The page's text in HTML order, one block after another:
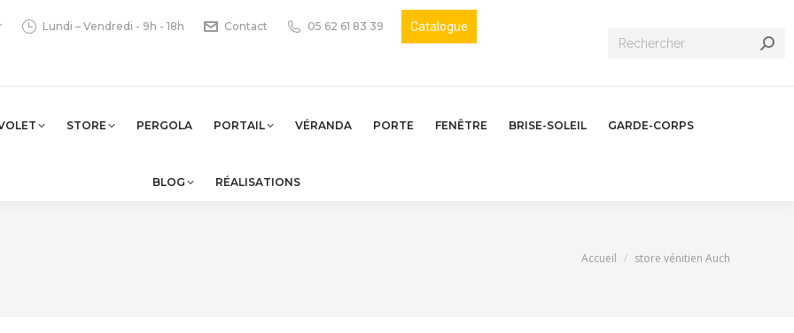
Lundi – Vendredi - 9h - 18h Contact 05 62 61 83 39 Catalogue
Recherche
STORE PERGOLA PORTAIL VÉRANDA PORTE FENÊTRE BRISE-SOLEIL GARDE-CORPS
BLOG RÉALISATIONS
Vous êtes ici :
Accueil store vénitien Auch